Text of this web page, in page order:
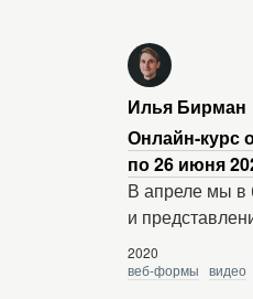
Илья Бирман
Онлайн-курс
по 26 июня
В апреле мы в
и
2020
веб-формы видео